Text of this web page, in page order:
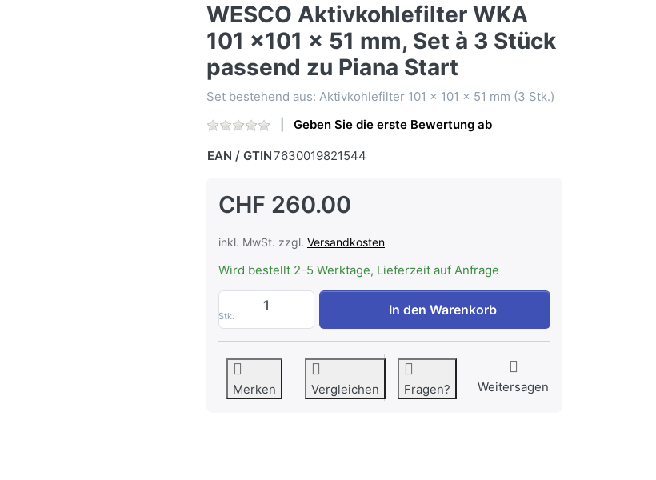
WESCO Aktivkohlefilter WKA
101 x101 x 51 mm, Set à 3 Stück
passend zu Piana Start
Set bestehend aus: Aktivkohlefilter 101 x 101 x 51 mm (3 Stk.)
Geben Sie die erste Bewertung ab
EAN / GTIN7630019821544
CHF 260.00
inkl. MwSt. zzgl. Versandkosten
Wird bestellt 2-5 Werktage, Lieferzeit auf Anfrage
Stk.
WESCO Aktivkohlefilter WKA 101 x101 x 51 mm, Set à 3
In den Warenkorb
Merken Vergleichen Fragen? Weitersagen